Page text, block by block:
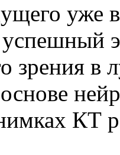
уже
зрения в
КТ